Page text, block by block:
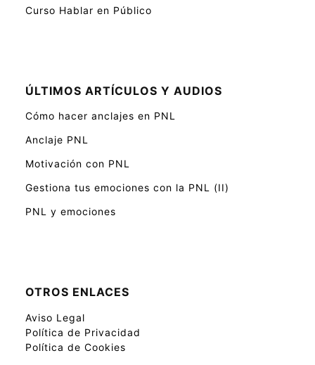
Curso Hablar en Público
ÚLTIMOS ARTÍCULOS Y AUDIOS
Cómo hacer anclajes en PNL
Anclaje PNL
Motivación con PNL
Gestiona tus emociones con la PNL (II)
PNL y emociones
OTROS ENLACES
Aviso Legal
Política de Privacidad
Política de Cookies